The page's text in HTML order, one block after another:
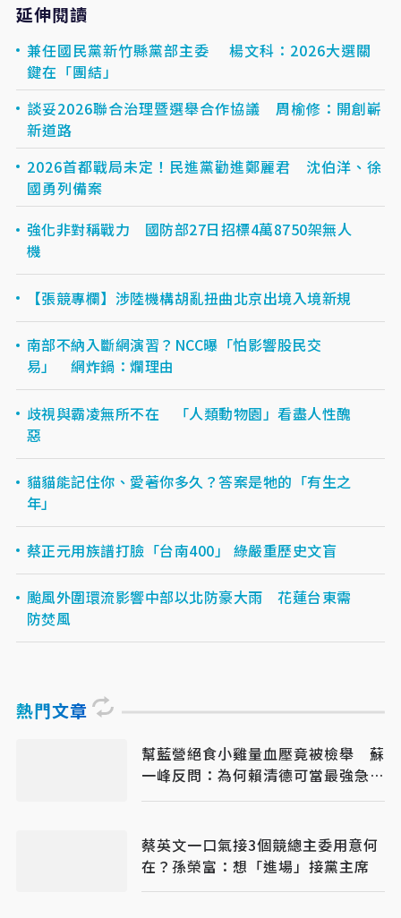
延伸閱讀
兼任國民黨新竹縣黨部主委 楊文科：2026大選關
鍵在「團結」
談妥2026聯合治理暨選舉合作協議 周榆修：開創嶄
新道路
2026首都戰局未定！民進黨勸進鄭麗君 沈伯洋、徐
國勇列備案
強化非對稱戰力 國防部27日招標4萬8750架無人
機
【張競專欄】涉陸機構胡亂扭曲北京出境入境新規
南部不納入斷網演習？NCC曝「怕影響股民交
易」 網炸鍋：爛理由
歧視與霸凌無所不在 「人類動物園」看盡人性醜
惡
貓貓能記住你、愛著你多久？答案是牠的「有生之
年」
蔡正元用族譜打臉「台南400」 綠嚴重歷史文盲
颱風外圍環流影響中部以北防豪大雨 花蓮台東需
防焚風
熱門文章
幫藍營絕食小雞量血壓竟被檢舉 蘇
一峰反問：為何賴清德可當最強急救
王
蔡英文一口氣接3個競總主委用意何
在？孫榮富：想「進場」接黨主席